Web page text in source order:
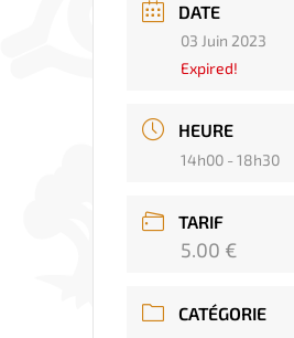
DATE
03 Juin 2023
Expired!
HEURE
14h00 - 18h30
TARIF
5.00 €
CATÉGORIE